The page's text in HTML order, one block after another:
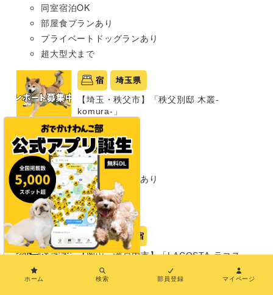
同室宿泊OK
部屋食プランあり
プライベートドッグランあり
超大型犬まで
宿 埼玉県
【埼玉・秩父市】「秩父別邸 木叢-
komura-」
グランピング
同室宿泊OK
部屋食プランあり
プライベートドッグランあり
わんこメニューあり
超大型犬まで
岡山県 宿
【岡山・瀬戸内市】「LACOSTA-ラコス
ホーム 検索 部員登録 マイページ